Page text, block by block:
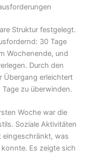
Struktur festgelegt.
30 Tage
Wochenende, und
Durch den
Übergang erleichtert
zu überwinden.
Woche war die
Soziale Aktivitäten
eingeschränkt, was
Es zeigte sich